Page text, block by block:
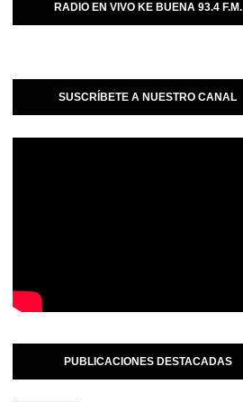
RADIO EN VIVO KE BUENA 93.4 F.M.
SUSCRÍBETE A NUESTRO CANAL
PUBLICACIONES DESTACADAS